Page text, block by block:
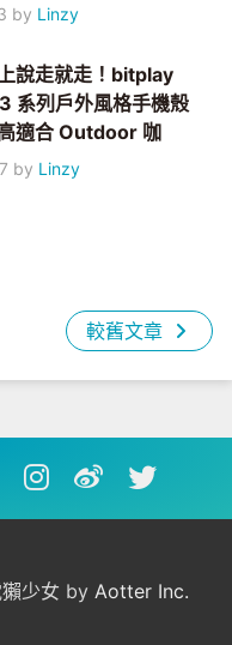
by Linzy
說走就走！bitplay
系列戶外風格手機殼
適合 Outdoor 咖
by Linzy
較舊文章
少女 by Aotter Inc.